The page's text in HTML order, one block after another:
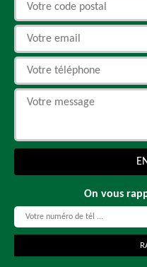
On vous